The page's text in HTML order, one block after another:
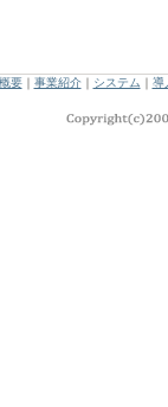
要｜ 事業紹介｜ システム ｜ 導